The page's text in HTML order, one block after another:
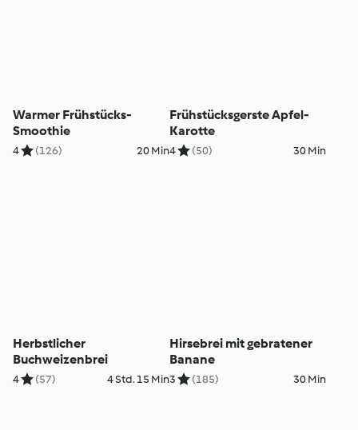
Warmer Frühstücks-
Smoothie
4 (126) 20 Min
Frühstücksgerste Apfel-
Karotte
4 (50) 30 Min
Herbstlicher
Buchweizenbrei
4 (57) 4 Std. 15 Min
Hirsebrei mit gebratener
Banane
3 (185) 30 Min